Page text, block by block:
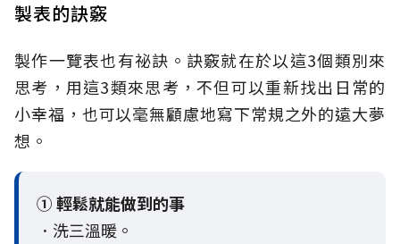
製表的訣竅
製作一覽表也有祕訣。訣竅就在於以這3個類別來
思考，用這3類來思考，不但可以重新找出日常的
小幸福，也可以毫無顧慮地寫下常規之外的遠大夢
想。
① 輕鬆就能做到的事
．洗三溫暖。